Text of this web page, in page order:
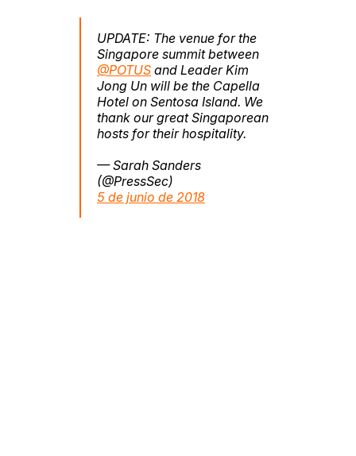
UPDATE: The venue for the
Singapore summit between
@POTUS and Leader Kim
Jong Un will be the Capella
Hotel on Sentosa Island. We
thank our great Singaporean
hosts for their hospitality.
— Sarah Sanders
(@PressSec)
5 de junio de 2018